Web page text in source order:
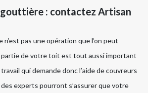
: contactez Artisan
pas une opération que l’on peut
de votre toit est tout aussi important
qui demande donc l’aide de couvreurs
experts pourront s’assurer que votre